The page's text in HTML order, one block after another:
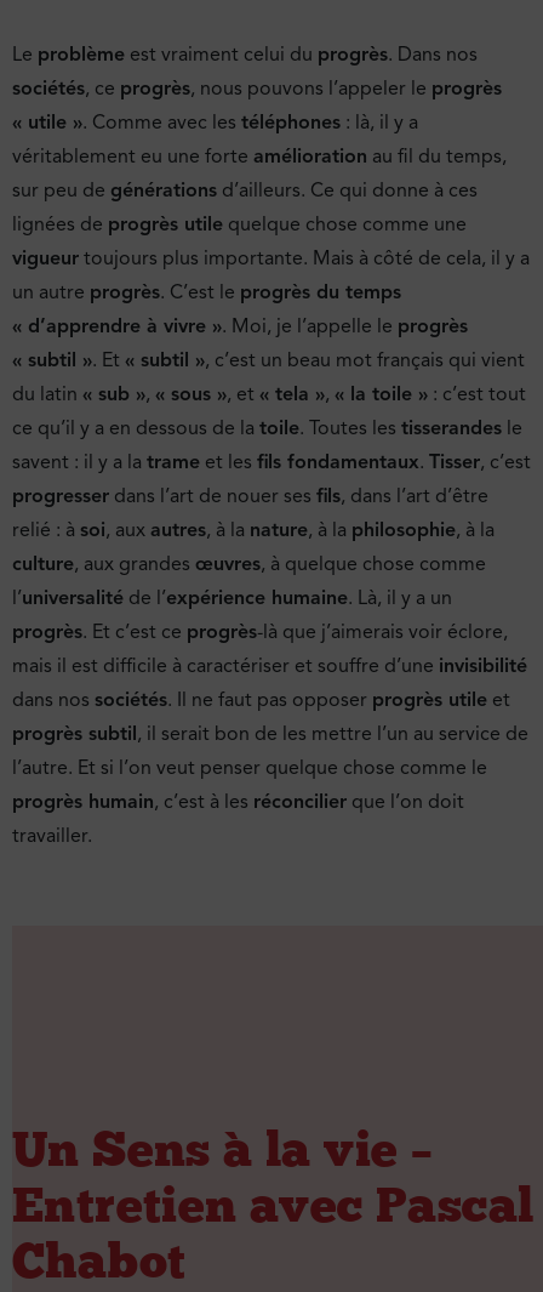
Le problème est vraiment celui du progrès. Dans nos
sociétés, ce progrès, nous pouvons l’appeler le progrès
« utile ». Comme avec les téléphones : là, il y a
véritablement eu une forte amélioration au fil du temps,
sur peu de générations d’ailleurs. Ce qui donne à ces
lignées de progrès utile quelque chose comme une
vigueur toujours plus importante. Mais à côté de cela, il y a
un autre progrès. C’est le progrès du temps
« d’apprendre à vivre ». Moi, je l’appelle le progrès
« subtil ». Et « subtil », c’est un beau mot français qui vient
du latin « sub », « sous », et « tela », « la toile » : c’est tout
ce qu’il y a en dessous de la toile. Toutes les tisserandes le
savent : il y a la trame et les fils fondamentaux. Tisser, c’est
progresser dans l’art de nouer ses fils, dans l’art d’être
relié : à soi, aux autres, à la nature, à la philosophie, à la
culture, aux grandes œuvres, à quelque chose comme
l’universalité de l’expérience humaine. Là, il y a un
progrès. Et c’est ce progrès-là que j’aimerais voir éclore,
mais il est difficile à caractériser et souffre d’une invisibilité
dans nos sociétés. Il ne faut pas opposer progrès utile et
progrès subtil, il serait bon de les mettre l’un au service de
l’autre. Et si l’on veut penser quelque chose comme le
progrès humain, c’est à les réconcilier que l’on doit
travailler.
Un Sens à la vie –
Entretien avec Pascal
Chabot